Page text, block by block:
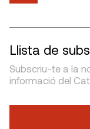
Llista de
Subscriu-te a la
informació del